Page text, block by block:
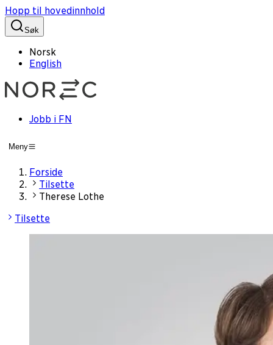
Hopp til hovedinnhold
Søk
Norsk
English
Jobb i FN
Meny
Forside
Tilsette
Therese Lothe
Tilsette